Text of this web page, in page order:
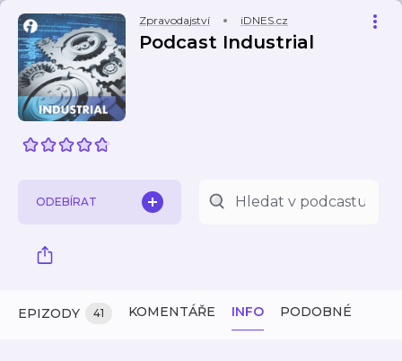
Zpravodajství iDNES.cz
Podcast Industrial
ODEBÍRAT
EPIZODY 41 KOMENTÁŘE INFO PODOBNÉ